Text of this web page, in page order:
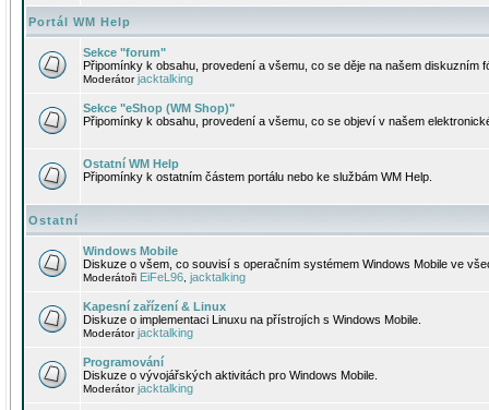
Portál WM Help
Sekce "forum"
Připomínky k obsahu, provedení a všemu, co se děje na našem diskuzním
Moderátorjacktalking
Sekce "eShop (WM Shop)"
Připomínky k obsahu, provedení a všemu, co se objeví v našem
Ostatní WM Help
Připomínky k ostatním částem portálu nebo ke službám WM Help.
Ostatní
Windows Mobile
Diskuze o všem, co souvisí s operačním systémem Windows Mobile ve
Moderátoři EiFeL96 jacktalking
Kapesní zařízení & Linux
Diskuze o implementaci Linuxu na přístrojích s Windows Mobile.
Moderátorjacktalking
Programování
Diskuze o vývojářských aktivitách pro Windows Mobile.
Moderátorjacktalking